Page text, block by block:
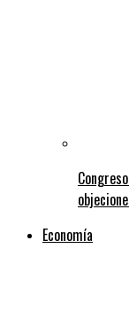
Economía